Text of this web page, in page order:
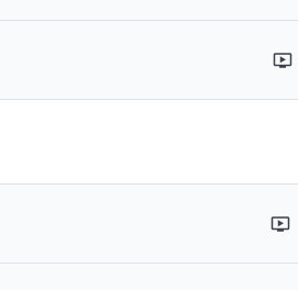
ondemand_video
ondemand_video